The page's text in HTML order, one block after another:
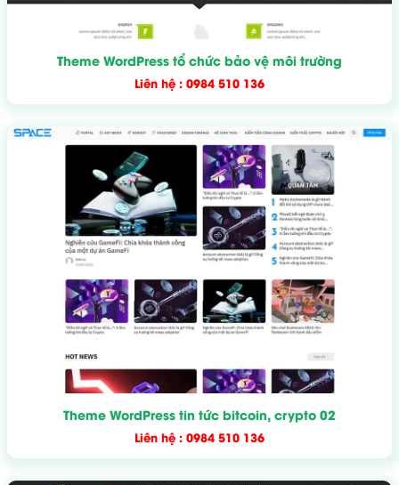
Theme WordPress tổ chức bảo vệ môi trường
Liên hệ : 0984 510 136
Theme WordPress tin tức bitcoin, crypto 02
Liên hệ : 0984 510 136